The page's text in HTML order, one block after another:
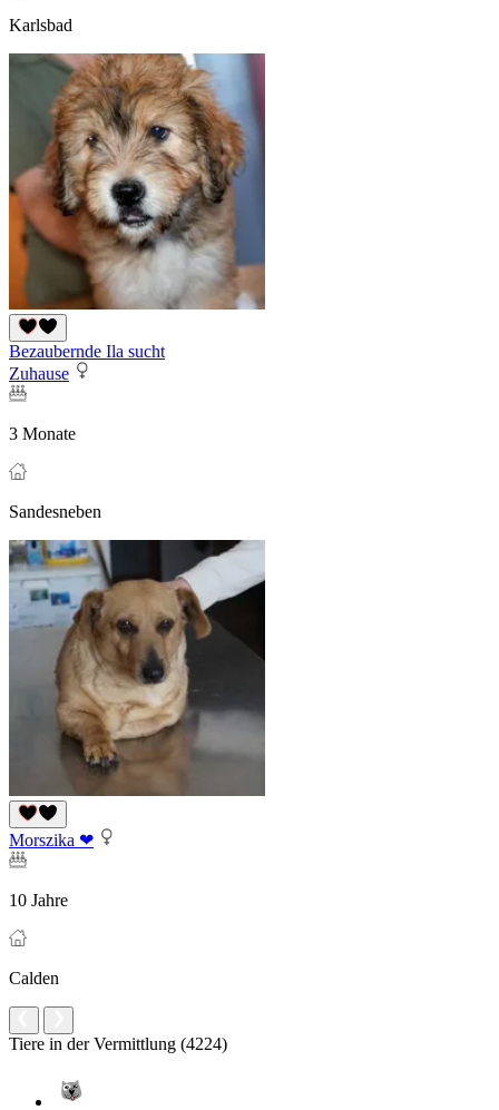
Karlsbad
Bezaubernde Ila sucht
Zuhause
3 Monate
Sandesneben
Morszika ❤
10 Jahre
Calden
Tiere in der Vermittlung (4224)